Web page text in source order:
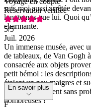
suis moi aussi arrêtée
longtemps que lui. Quoi
charmante.
Réservation vérifiée
5/5
Juil. 2026
Un immense musée, avec
de tableaux, de Van Gogh
consacrée aux objets
petit bémol : les
étaient un peu maigres et
nombre pourraient sans
nombreuses !
En savoir plus
F